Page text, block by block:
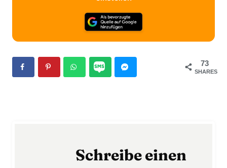
73
SHARES
Schreibe einen